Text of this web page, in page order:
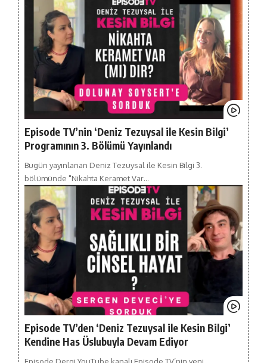
Episode TV’nin ‘Deniz Tezuysal ile Kesin Bilgi’
Programının 3. Bölümü Yayınlandı
Bugün yayınlanan Deniz Tezuysal ile Kesin Bilgi 3.
bölümünde "Nikahta Keramet Var…
Episode TV’den ‘Deniz Tezuysal ile Kesin Bilgi’
Kendine Has Üslubuyla Devam Ediyor